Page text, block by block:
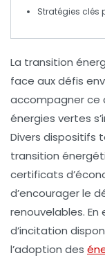
Stratégies clés
La transition
face aux défis
accompagner ce
énergies vertes
Divers dispositifs
transition
certificats
d’encourager le
renouvelables.
d’incitation
l’adoption des